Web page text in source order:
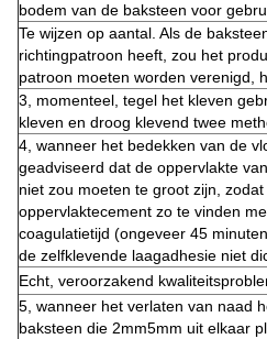
bodem van de baksteen voor
Te wijzen op aantal. Als de
richtingpatroon heeft, zou het
patroon moeten worden verenigd,
3, momenteel, tegel het kleven
kleven en droog klevend twee
4, wanneer het bedekken van de
geadviseerd dat de oppervlakte
niet zou moeten te groot zijn,
oppervlaktecement zo te vinden
coagulatietijd (ongeveer 45
de zelfklevende laagadhesie niet
Echt, veroorzakend
5, wanneer het verlaten van naad
baksteen die 2mm5mm uit elkaar